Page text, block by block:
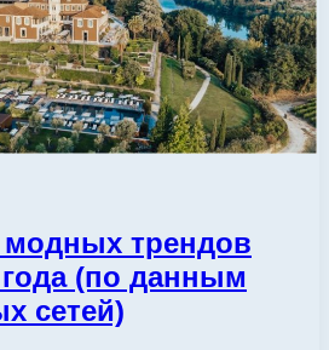
трендов
(по данным
сетей)